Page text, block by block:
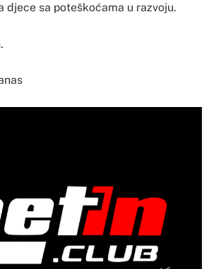
sa poteškoćama u razvoju.